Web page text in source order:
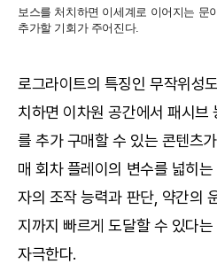
보스를 처치하면 이세계로 이어지는 문
추가할 기회가 주어진다.
로그라이트의 특징인 무작위성
치하면 이차원 공간에서 패시브
를 추가 구매할 수 있는 콘텐츠
매 회차 플레이의 변수를 넓히
자의 조작 능력과 판단, 약간의
지까지 빠르게 도달할 수 있다
자극한다.